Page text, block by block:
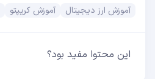
آموزش ارز دیجیتال آموزش کریپتو
این محتوا مفید بود؟